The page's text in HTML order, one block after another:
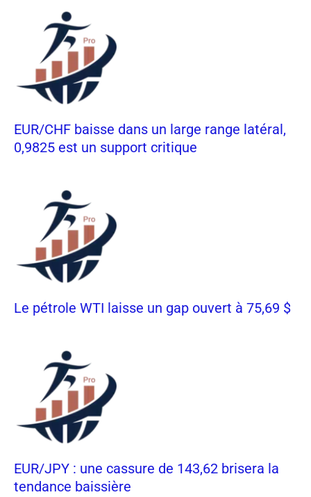
EUR/CHF baisse dans un large range latéral,
0,9825 est un support critique
Le pétrole WTI laisse un gap ouvert à 75,69 $
EUR/JPY : une cassure de 143,62 brisera la
tendance baissière